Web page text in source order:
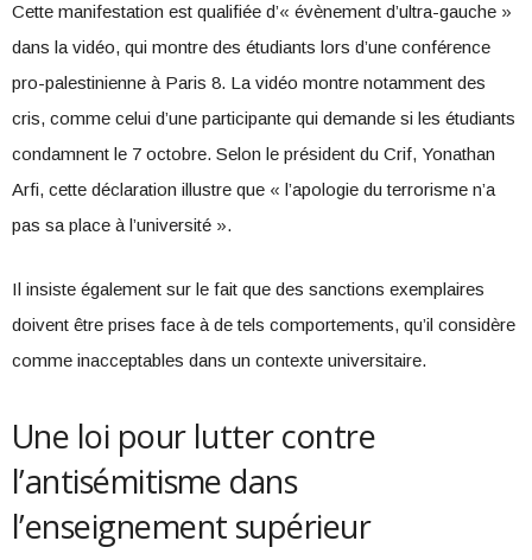
Cette manifestation est qualifiée d’« évènement d’ultra-gauche »
dans la vidéo, qui montre des étudiants lors d’une conférence
pro-palestinienne à Paris 8. La vidéo montre notamment des
cris, comme celui d’une participante qui demande si les étudiants
condamnent le 7 octobre. Selon le président du Crif, Yonathan
Arfi, cette déclaration illustre que « l’apologie du terrorisme n’a
pas sa place à l’université ».
Il insiste également sur le fait que des sanctions exemplaires
doivent être prises face à de tels comportements, qu’il considère
comme inacceptables dans un contexte universitaire.
Une loi pour lutter contre
l’antisémitisme dans
l’enseignement supérieur